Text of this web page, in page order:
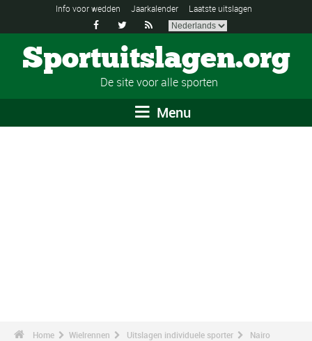
Info voor wedden Jaarkalender Laatste uitslagen
  
Sportuitslagen.org
De site voor alle sporten
Menu
Home Wielrennen Uitslagen individuele sporter
Nairo